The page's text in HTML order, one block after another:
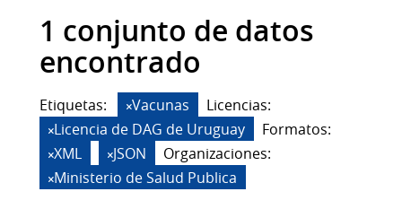
1 conjunto de datos
encontrado
Etiquetas: Vacunas
Licencias:
Licencia de DAG de Uruguay
Formatos:
XML
JSON
Organizaciones:
Ministerio de Salud Publica